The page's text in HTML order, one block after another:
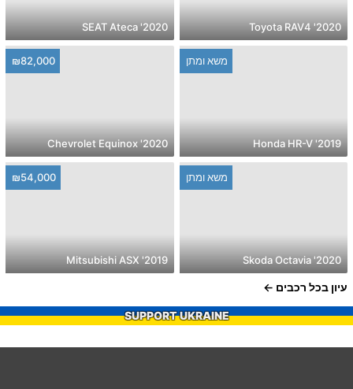
2020' Toyota RAV4
2020' SEAT Ateca
משא ומתן
2019' Honda HR-V
₪82,000
2020' Chevrolet Equinox
משא ומתן
2020' Skoda Octavia
₪54,000
2019' Mitsubishi ASX
עיון בכל רכבים
SUPPORT UKRAINE